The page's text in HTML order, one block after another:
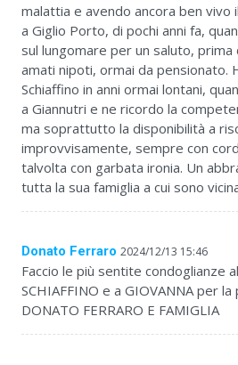
malattia e avendo ancora ben vivo
a Giglio Porto, di pochi anni fa,
sul lungomare per un saluto, prima
amati nipoti, ormai da pensionato.
Schiaffino in anni ormai lontani,
a Giannutri e ne ricordo la
ma soprattutto la disponibilità a
improvvisamente, sempre con
talvolta con garbata ironia. Un
tutta la sua famiglia a cui sono
Donato Ferraro 2024/12/13 15:46
Faccio le più sentite condoglianze
SCHIAFFINO e a GIOVANNA per
DONATO FERRARO E FAMIGLIA